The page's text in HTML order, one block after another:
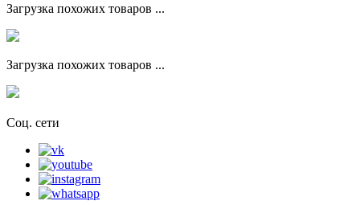
Загрузка похожих товаров ...
Загрузка похожих товаров ...
Соц. сети